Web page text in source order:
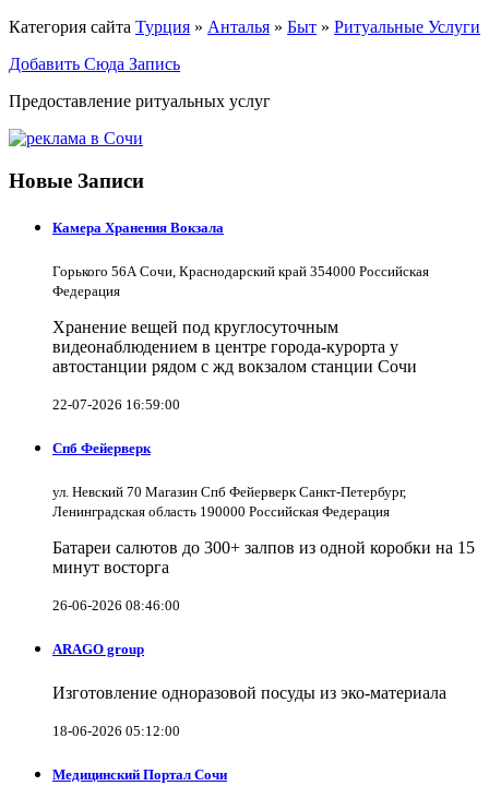
Категория сайта Турция » Анталья » Быт » Ритуальные Услуги
Добавить Сюда Запись
Предоставление ритуальных услуг
Новые Записи
Камера Хранения Вокзала
Горького 56А Сочи, Краснодарский край 354000 Российская
Федерация
Хранение вещей под круглосуточным
видеонаблюдением в центре города-курорта у
автостанции рядом с жд вокзалом станции Сочи
22-07-2026 16:59:00
Спб Фейерверк
ул. Невский 70 Магазин Спб Фейерверк Санкт-Петербург,
Ленинградская область 190000 Российская Федерация
Батареи салютов до 300+ залпов из одной коробки на 15
минут восторга
26-06-2026 08:46:00
ARAGO group
Изготовление одноразовой посуды из эко-материала
18-06-2026 05:12:00
Медицинский Портал Сочи